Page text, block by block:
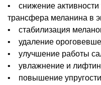
• cнижение
трансфера меланина в
• cтабилизация
• удаление
• улучшение работы
• увлажнение и
• повышение